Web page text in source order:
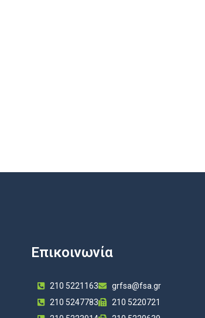
Επικοινωνία
210 5221163
210 5247783
grfsa@fsa.gr
210 5220721